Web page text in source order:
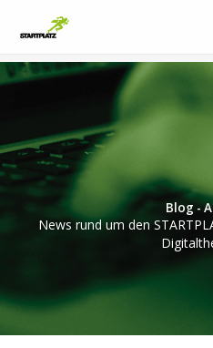
Blog -
News rund um den